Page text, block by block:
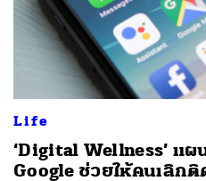
Life
‘Digital Wellness’ แผ
Google ช่วยให้คนเลิก
SHARE TWEET